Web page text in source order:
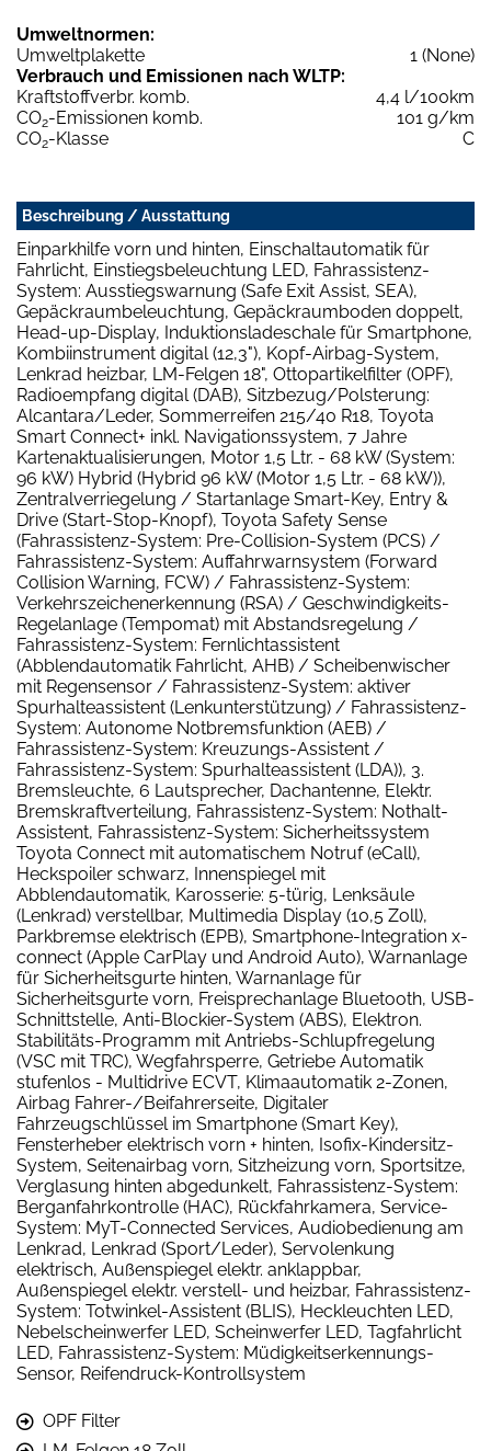
Umweltnormen:
Umweltplakette
1 (None)
Verbrauch und Emissionen nach WLTP:
Kraftstoffverbr. komb.
4,4 l/100km
CO2-Emissionen komb.
101 g/km
CO2-Klasse C
Beschreibung / Ausstattung
Einparkhilfe vorn und hinten, Einschaltautomatik für
Fahrlicht, Einstiegsbeleuchtung LED, Fahrassistenz-
System: Ausstiegswarnung (Safe Exit Assist, SEA),
Gepäckraumbeleuchtung, Gepäckraumboden doppelt,
Head-up-Display, Induktionsladeschale für Smartphone,
Kombiinstrument digital (12,3"), Kopf-Airbag-System,
Lenkrad heizbar, LM-Felgen 18", Ottopartikelfilter (OPF),
Radioempfang digital (DAB), Sitzbezug/Polsterung:
Alcantara/Leder, Sommerreifen 215/40 R18, Toyota
Smart Connect+ inkl. Navigationssystem, 7 Jahre
Kartenaktualisierungen, Motor 1,5 Ltr. - 68 kW (System:
96 kW) Hybrid (Hybrid 96 kW (Motor 1,5 Ltr. - 68 kW)),
Zentralverriegelung / Startanlage Smart-Key, Entry &
Drive (Start-Stop-Knopf), Toyota Safety Sense
(Fahrassistenz-System: Pre-Collision-System (PCS) /
Fahrassistenz-System: Auffahrwarnsystem (Forward
Collision Warning, FCW) / Fahrassistenz-System:
Verkehrszeichenerkennung (RSA) / Geschwindigkeits-
Regelanlage (Tempomat) mit Abstandsregelung /
Fahrassistenz-System: Fernlichtassistent
(Abblendautomatik Fahrlicht, AHB) / Scheibenwischer
mit Regensensor / Fahrassistenz-System: aktiver
Spurhalteassistent (Lenkunterstützung) / Fahrassistenz-
System: Autonome Notbremsfunktion (AEB) /
Fahrassistenz-System: Kreuzungs-Assistent /
Fahrassistenz-System: Spurhalteassistent (LDA)), 3.
Bremsleuchte, 6 Lautsprecher, Dachantenne, Elektr.
Bremskraftverteilung, Fahrassistenz-System: Nothalt-
Assistent, Fahrassistenz-System: Sicherheitssystem
Toyota Connect mit automatischem Notruf (eCall),
Heckspoiler schwarz, Innenspiegel mit
Abblendautomatik, Karosserie: 5-türig, Lenksäule
(Lenkrad) verstellbar, Multimedia Display (10,5 Zoll),
Parkbremse elektrisch (EPB), Smartphone-Integration x-
connect (Apple CarPlay und Android Auto), Warnanlage
für Sicherheitsgurte hinten, Warnanlage für
Sicherheitsgurte vorn, Freisprechanlage Bluetooth, USB-
Schnittstelle, Anti-Blockier-System (ABS), Elektron.
Stabilitäts-Programm mit Antriebs-Schlupfregelung
(VSC mit TRC), Wegfahrsperre, Getriebe Automatik
stufenlos - Multidrive ECVT, Klimaautomatik 2-Zonen,
Airbag Fahrer-/Beifahrerseite, Digitaler
Fahrzeugschlüssel im Smartphone (Smart Key),
Fensterheber elektrisch vorn + hinten, Isofix-Kindersitz-
System, Seitenairbag vorn, Sitzheizung vorn, Sportsitze,
Verglasung hinten abgedunkelt, Fahrassistenz-System:
Berganfahrkontrolle (HAC), Rückfahrkamera, Service-
System: MyT-Connected Services, Audiobedienung am
Lenkrad, Lenkrad (Sport/Leder), Servolenkung
elektrisch, Außenspiegel elektr. anklappbar,
Außenspiegel elektr. verstell- und heizbar, Fahrassistenz-
System: Totwinkel-Assistent (BLIS), Heckleuchten LED,
Nebelscheinwerfer LED, Scheinwerfer LED, Tagfahrlicht
LED, Fahrassistenz-System: Müdigkeitserkennungs-
Sensor, Reifendruck-Kontrollsystem
OPF Filter